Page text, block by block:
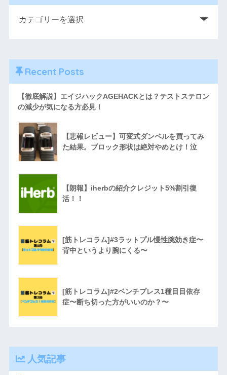
Recent Posts
【徹底解説】エイジハックAGEHACKとは？テストステロン
の減少が気になる方必見！
【悲報レビュー】可変式ダンベルを買ってみ
た結果。ブロック形状は絶対やめとけ！泣
【朗報】iherbの紹介クレジット5%割引復
活！！
[筋トレコラム]#3ラットプル慢性腕効き症〜
背中というより腕にくる〜
[筋トレコラム]#2ベンチプレス1種目目依存
症〜断ち切った方がいいのか？〜
人気記事